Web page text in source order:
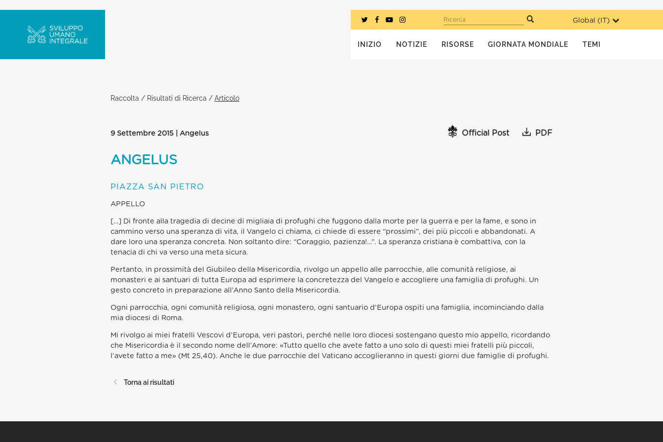
Global ( IT)
Ricerca
INIZIO NOTIZIE RISORSE GIORNATA MONDIALE TEMI
Raccolta / Risultati di Ricerca / Articolo
9 Settembre 2015 | Angelus Official Post PDF
ANGELUS
PIAZZA SAN PIETRO
APPELLO
[…] Di fronte alla tragedia di decine di migliaia di profughi che fuggono dalla morte per la guerra e per la fame, e sono in
cammino verso una speranza di vita, il Vangelo ci chiama, ci chiede di essere “prossimi”, dei più piccoli e abbandonati. A
dare loro una speranza concreta. Non soltanto dire: “Coraggio, pazienza!…”. La speranza cristiana è combattiva, con la
tenacia di chi va verso una meta sicura.
Pertanto, in prossimità del Giubileo della Misericordia, rivolgo un appello alle parrocchie, alle comunità religiose, ai
monasteri e ai santuari di tutta Europa ad esprimere la concretezza del Vangelo e accogliere una famiglia di profughi. Un
gesto concreto in preparazione all’Anno Santo della Misericordia.
Ogni parrocchia, ogni comunità religiosa, ogni monastero, ogni santuario d’Europa ospiti una famiglia, incominciando dalla
mia diocesi di Roma.
Mi rivolgo ai miei fratelli Vescovi d’Europa, veri pastori, perché nelle loro diocesi sostengano questo mio appello, ricordando
che Misericordia è il secondo nome dell’Amore: «Tutto quello che avete fatto a uno solo di questi miei fratelli più piccoli,
l’avete fatto a me» (Mt 25,40). Anche le due parrocchie del Vaticano accoglieranno in questi giorni due famiglie di profughi.
Torna ai risultati